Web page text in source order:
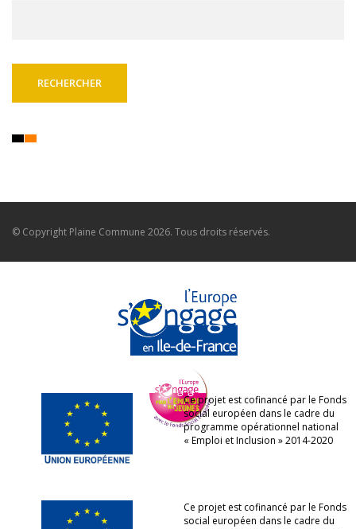
© Copyright Plaine Commune 2026. Tous droits réservés.
Ce projet est cofinancé par le Fonds
social européen dans le cadre du
programme opérationnel national
« Emploi et Inclusion » 2014-2020
Ce projet est cofinancé par le Fonds
social européen dans le cadre du